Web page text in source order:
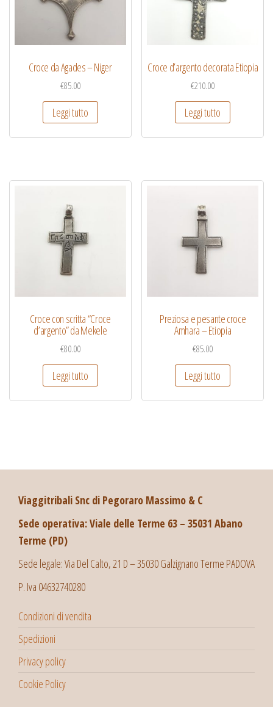
Croce da Agades – Niger
€85.00
Leggi tutto
Croce d’argento decorata Etiopia
€210.00
Leggi tutto
Croce con scritta “Croce
d’argento” da Mekele
€80.00
Leggi tutto
Preziosa e pesante croce
Amhara – Etiopia
€85.00
Leggi tutto
Viaggitribali Snc di Pegoraro Massimo & C
Sede operativa: Viale delle Terme 63 – 35031 Abano
Terme (PD)
Sede legale: Via Del Calto, 21 D – 35030 Galzignano Terme PADOVA
P. Iva 04632740280
Condizioni di vendita
Spedizioni
Privacy policy
Cookie Policy